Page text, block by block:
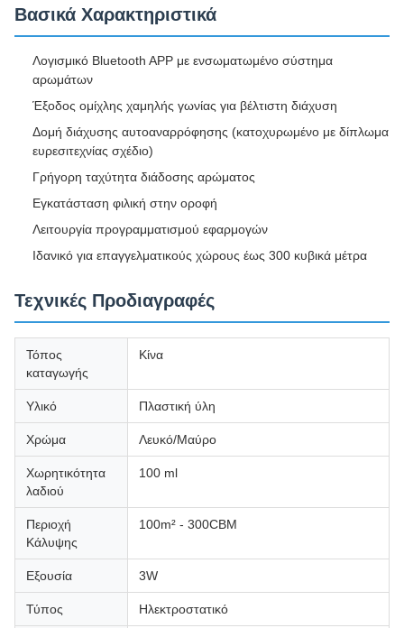
Βασικά Χαρακτηριστικά
Λογισμικό Bluetooth APP με ενσωματωμένο σύστημα
αρωμάτων
Έξοδος ομίχλης χαμηλής γωνίας για βέλτιστη διάχυση
Δομή διάχυσης αυτοαναρρόφησης (κατοχυρωμένο με δίπλωμα
ευρεσιτεχνίας σχέδιο)
Γρήγορη ταχύτητα διάδοσης αρώματος
Εγκατάσταση φιλική στην οροφή
Λειτουργία προγραμματισμού εφαρμογών
Ιδανικό για επαγγελματικούς χώρους έως 300 κυβικά μέτρα
Τεχνικές Προδιαγραφές
Τόπος
καταγωγής
Κίνα
Υλικό Πλαστική ύλη
Χρώμα Λευκό/Μαύρο
Χωρητικότητα
λαδιού
100 ml
Περιοχή
Κάλυψης
100m² - 300CBM
Εξουσία 3W
Τύπος Ηλεκτροστατικό